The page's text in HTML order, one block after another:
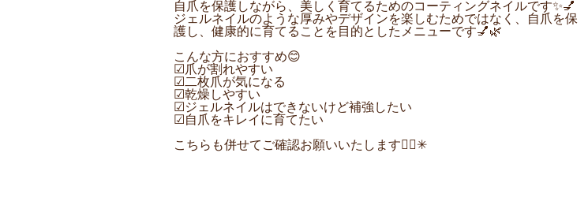
自爪を保護しながら、美しく育てるためのコーティングネイルです✨💅
ジェルネイルのような厚みやデザインを楽しむためではなく、自爪を保
護し、健康的に育てることを目的としたメニューです💅🌿
こんな方におすすめ😊
☑︎爪が割れやすい
☑︎二枚爪が気になる
☑︎乾燥しやすい
☑︎ジェルネイルはできないけど補強したい
☑︎自爪をキレイに育てたい
こちらも併せてご確認お願いいたします💁‍♀️✳︎